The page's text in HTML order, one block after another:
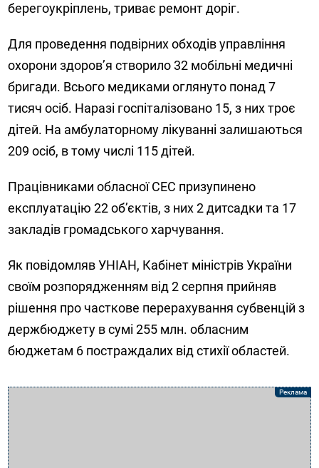
берегоукріплень, триває ремонт доріг.
Для проведення подвірних обходів управління
охорони здоров’я створило 32 мобільні медичні
бригади. Всього медиками оглянуто понад 7
тисяч осіб. Наразі госпіталізовано 15, з них троє
дітей. На амбулаторному лікуванні залишаються
209 осіб, в тому числі 115 дітей.
Працівниками обласної СЕС призупинено
експлуатацію 22 об’єктів, з них 2 дитсадки та 17
закладів громадського харчування.
Як повідомляв УНІАН, Кабінет міністрів України
своїм розпорядженням від 2 серпня прийняв
рішення про часткове перерахування субвенцій з
держбюджету в сумі 255 млн. обласним
бюджетам 6 постраждалих від стихії областей.